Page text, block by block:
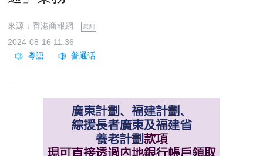
來源：香港商報網 原創
2024-08-16 11:36